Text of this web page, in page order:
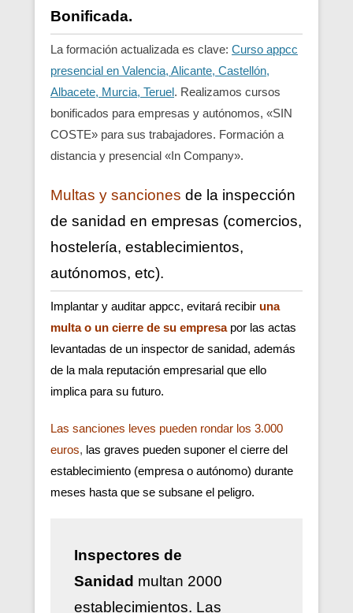
Bonificada.
La formación actualizada es clave: Curso appcc
presencial en Valencia, Alicante, Castellón,
Albacete, Murcia, Teruel. Realizamos cursos
bonificados para empresas y autónomos, «SIN
COSTE» para sus trabajadores. Formación a
distancia y presencial «In Company».
Multas y sanciones de la inspección
de sanidad en empresas (comercios,
hostelería, establecimientos,
autónomos, etc).
Implantar y auditar appcc, evitará recibir una
multa o un cierre de su empresa por las actas
levantadas de un inspector de sanidad, además
de la mala reputación empresarial que ello
implica para su futuro.
Las sanciones leves pueden rondar los 3.000
euros, las graves pueden suponer el cierre del
establecimiento (empresa o autónomo) durante
meses hasta que se subsane el peligro.
Inspectores de
Sanidad multan 2000
establecimientos. Las